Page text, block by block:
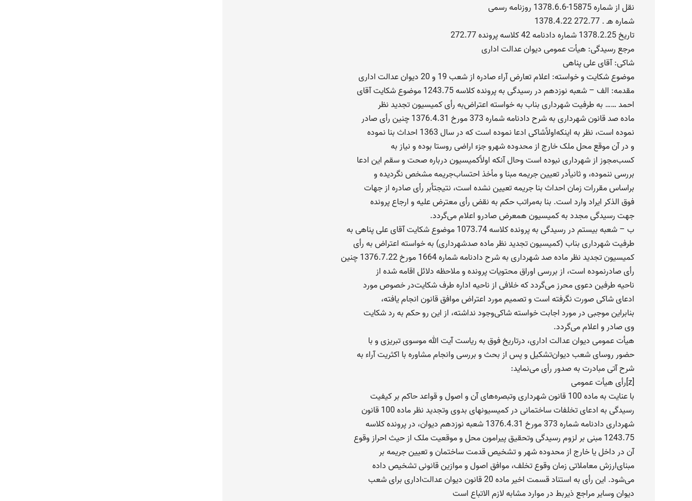
‌نقل از شماره 15875-1378.6.6 روزنامه رسمی
‌شماره هـ . 272.77 1378.4.22
‌تاریخ 1378.2.25 شماره دادنامه 42 کلاسه پرونده 272.77
‌مرجع رسیدگی: هیأت عمومی دیوان عدالت اداری
‌شاکی: آقای علی پناهی
‌موضوع شکایت و خواسته: اعلام تعارض آراء صادره از شعب 19 و 20 دیوان عدالت اداری
‌مقدمه: الف – شعبه نوزدهم در رسیدگی به پرونده کلاسه 1243.75 موضوع شکایت آقای
احمد …… به طرفیت شهرداری بناب به خواسته اعتراض‌به رأی کمیسیون تجدید نظر
ماده صد قانون شهرداری به شرح دادنامه شماره 373 مورخ 1376.4.31 چنین رأی صادر
نموده است، نظر به اینکه‌اولاًشاکی ادعا نموده است که در سال 1363 احداث بنا نموده
و در آن موقع محل ملک خارج از محدوده شهرو جزء اراضی روستا بوده و نیاز به
کسب‌مجوز از شهرداری نبوده است وحال آنکه اولاًکمیسیون درباره صحت و سقم این ادعا
بررسی ننموده، و ثانیاًدر تعیین جریمه مبنا و مأخذ احتساب‌جریمه مشخص نگردیده و
براساس مقررات زمان احداث بنا جریمه تعیین نشده است، نتیجتاًبر رأی صادره از جهات
فوق الذکر ایراد وارد است. بنا به‌مراتب حکم به نقض رأی معترض علیه و ارجاع پرونده
جهت رسیدگی مجدد به کمیسیون همعرض صادرو اعلام می‌گردد.
ب – شعبه بیستم در رسیدگی به پرونده کلاسه 1073.74 موضوع شکایت آقای علی پناهی به
طرفیت شهرداری بناب (‌کمیسیون تجدید نظر ماده صد‌شهرداری) به خواسته اعتراض به رأی
کمیسیون تجدید نظر ماده صد شهرداری به شرح دادنامه شماره 1664 مورخ 1376.7.22 چنین
رأی صادر‌نموده است، از بررسی اوراق محتویات پرونده و ملاحظه دلائل اقامه شده از
ناحیه طرفین دعوی محرز می‌گردد که خلافی از ناحیه اداره طرف شکایت‌در خصوص مورد
ادعای شاکی صورت نگرفته است و تصمیم مورد اعتراض موافق قانون انجام یافته،
بنابراین موجبی در مورد اجابت خواسته شاکی‌وجود نداشته، از این رو حکم به رد شکایت
وی صادر و اعلام می‌گردد.
‌هیأت عمومی دیوان عدالت اداری، درتاریخ فوق به ریاست آیت الله موسوی تبریزی و با
حضور روسای شعب دیوان‌تشکیل و پس از بحث و بررسی و‌انجام مشاوره با اکثریت آراء به
شرح آتی مبادرت به صدور رأی می‌نماید:
[z]‌رأی هیأت عمومی
‌با عنایت به ماده 100 قانون شهرداری وتبصره‌های آن و اصول و قواعد حاکم بر کیفیت
رسیدگی به ادعای تخلفات ساختمانی در کمیسیونهای بدوی و‌تجدید نظر ماده 100 قانون
شهرداری دادنامه شماره 373 مورخ 1376.4.31 شعبه نوزدهم دیوان، در پرونده کلاسه
1243.75 مبنی بر لزوم رسیدگی و‌تحقیق پیرامون محل و موقعیت ملک از حیث احراز وقوع
آن در داخل یا خارج از محدوده شهر و تشخیص قدمت ساختمان و تعیین جریمه بر
مبنای‌ارزش معاملاتی زمان وقوع تخلف، موافق اصول و موازین قانونی تشخیص داده
می‌شود. این رأی به استناد قسمت اخیر ماده 20 قانون دیوان عدالت‌اداری برای شعب
دیوان وسایر مراجع ذیربط در موارد مشابه لازم الاتباع است